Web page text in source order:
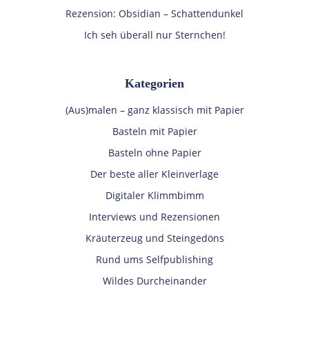
Rezension: Obsidian – Schattendunkel
Ich seh überall nur Sternchen!
Kategorien
(Aus)malen – ganz klassisch mit Papier
Basteln mit Papier
Basteln ohne Papier
Der beste aller Kleinverlage
Digitaler Klimmbimm
Interviews und Rezensionen
Kräuterzeug und Steingedöns
Rund ums Selfpublishing
Wildes Durcheinander